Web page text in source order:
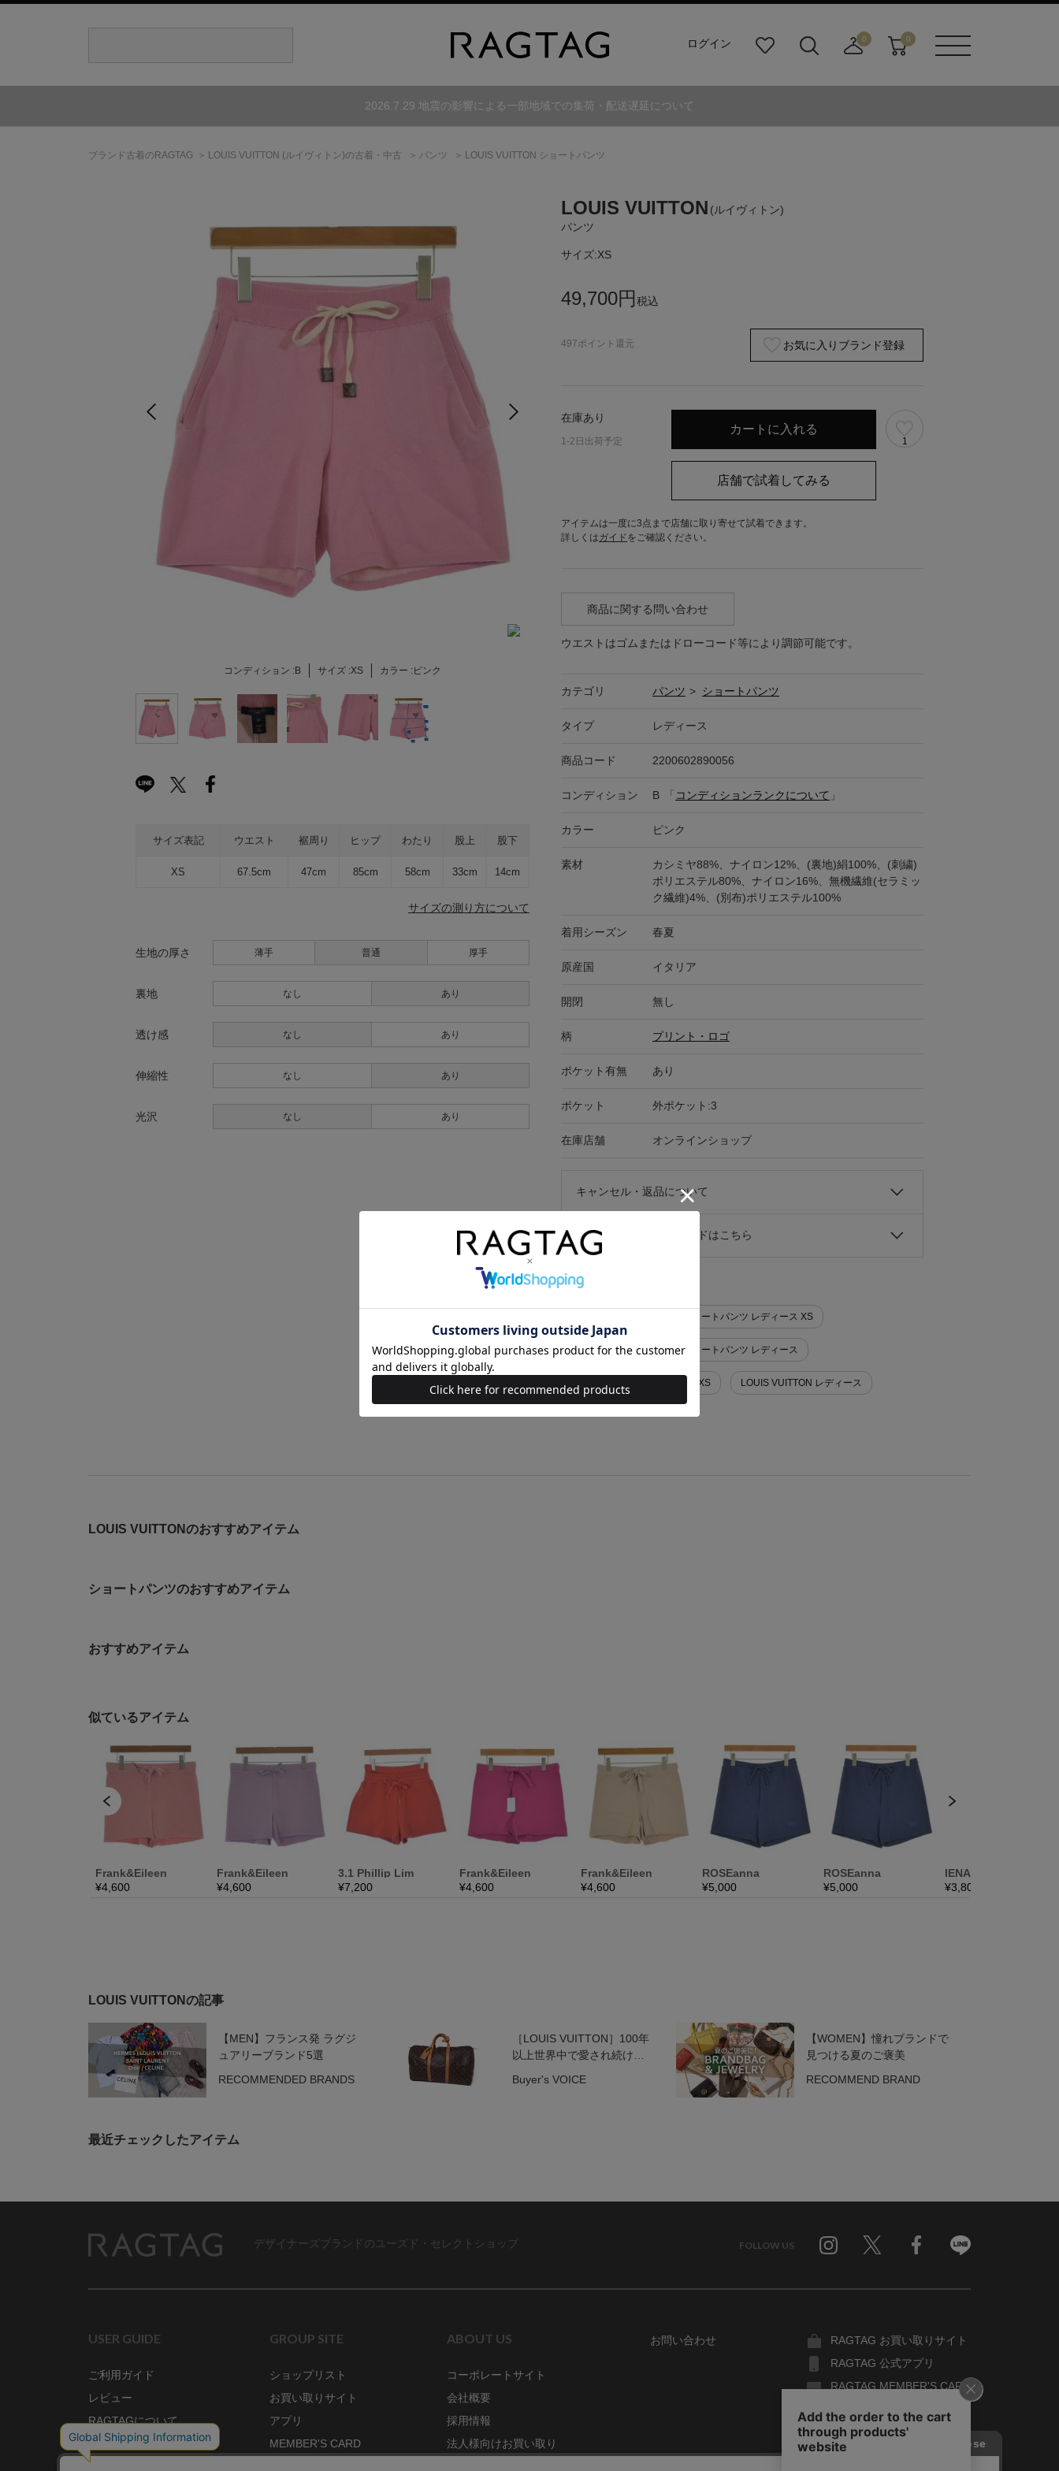
ログイン
り
ダ
0
寄
0
2026.7.29 地震の影響による一部地域での集荷・配送遅延について
ブランド古着のRAGTAG LOUIS VUITTON (ルイヴィトン)の古着・中古 パンツ LOUIS VUITTON ショートパンツ
コンディション :B サイズ :XS カラー :ピンク
サイズ表記 ウエスト 裾周り ヒップ わたり 股上 股下
XS 67.5cm 47cm 85cm 58cm 33cm 14cm
サイズの測り方について
生地の厚さ 薄手 普通 厚手
裏地 なし あり
透け感 なし あり
伸縮性 なし あり
光沢 なし あり
LOUIS VUITTON (ルイヴィトン)
パンツ
サイズ:XS
49,700円 税込
497ポイント還元 お気に入りブランド登録
在庫あり
1-2日出荷予定 1
アイテムは一度に3点まで店舗に取り寄せて試着できます。
詳しくはガイド をご確認ください。
商品に関する問い合わせ
ウエストはゴムまたはドローコード等により調節可能です。
カテゴリ パンツ > ショートパンツ
タイプ レディース
商品コード 2200602890056
コンディション B 「 コンディションランクについて 」
カラー ピンク
素材
カシミヤ88%、ナイロン12%、(裏地)絹100%、(刺繍)
ポリエステル80%、ナイロン16%、無機繊維(セラミッ
ク繊維)4%、(別布)ポリエステル100%
着用シーズン 春夏
原産国 イタリア
開閉 無し
柄 プリント・ロゴ
ポケット有無 あり
ポケット 外ポケット:3
在庫店舗 オンラインショップ
キャンセル・返品について
お買い物時のご利用ガイドはこちら
似た条件で検索
LOUIS VUITTON パンツ>ショートパンツ レディース XS
LOUIS VUITTON パンツ>ショートパンツ レディース
LOUIS VUITTON レディース XS LOUIS VUITTON レディース
LOUIS VUITTONのおすすめアイテム
ショートパンツのおすすめアイテム
おすすめアイテム
LOUIS VUITTONの記事
【MEN】フランス発 ラグジ
ュアリーブランド5選
RECOMMENDED BRANDS
［LOUIS VUITTON］100年
以上世界中で愛され続け
Buyer's VOICE
【WOMEN】憧れブランドで
見つける夏のご褒美
RECOMMEND BRAND
最近チェックしたアイテム
デザイナーズブランドのユーズド・セレクトショップ FOLLOW US
USER GUIDE
ご利用ガイド
レビュー
RAGTAGについて
ご利用規約
プライバシーポリシー
GROUP SITE
ショップリスト
お買い取りサイト
アプリ
MEMBER'S CARD
ABOUT US
コーポレートサイト
会社概要
採用情報
法人様向けお買い取り
お問い合わせ
RAGTAG お買い取りサイト
RAGTAG 公式アプリ
RAGTAG MEMBER'S CARD
RAGTAG Global